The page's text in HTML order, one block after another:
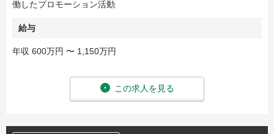
働したプロモーション活動
給与
年収 600万円 〜 1,150万円
この求人を見る